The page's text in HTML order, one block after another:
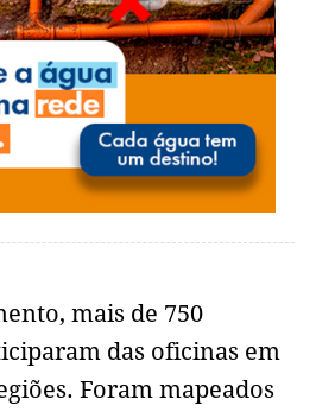
mais de 750
das oficinas em
Foram mapeados